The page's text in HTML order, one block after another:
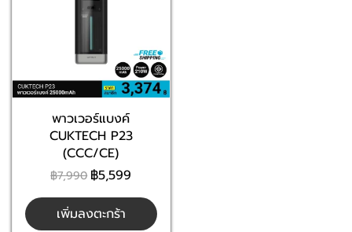
พาวเวอร์แบงค์
CUKTECH P23
(CCC/CE)
฿7,990 ฿5,599
เพิ่มลงตะกร้า